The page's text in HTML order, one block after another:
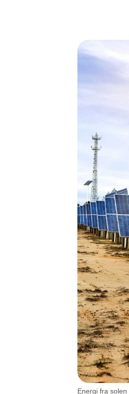
Energi fra